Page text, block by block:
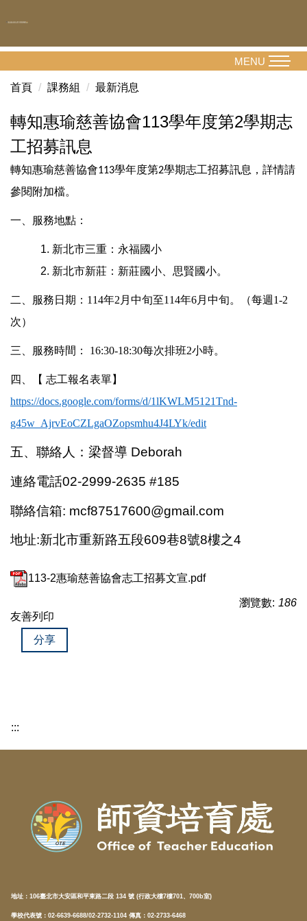
到
容
MENU
首頁 課務組 最新消息
轉知惠瑜慈善協會113學年度第2學期志
工招募訊息
轉知惠瑜慈善協會113學年度第2學期志工招募訊息 ，詳情請
參閱附加檔。
一、 服務地點：
新北市三重：永福國小
新北市新莊：新莊國小、思賢國小。
二、
服務日期：114年2月中旬至114年6月中旬。（每週1-2
次）
三、 服務時間： 16:30-18:30每次排班2小時。
四、【 志工報名表單】
https://docs.google.com/forms/d/1lKWLM5121Tnd-
g45w_AjrvEoCZLgaOZopsmhu4J4LYk/edit
五、聯絡人：梁督導 Deborah
連絡電話02-2999-2635 #185
聯絡信箱: mcf87517600@gmail.com
地址:新北市重新路五段609巷8號8樓之4
113-2惠瑜慈善協會志工招募文宣.pdf
瀏覽數: 186
友善列印
分享
:::
地址： 106臺北市大安區和平東路二段 134 號 (行政大樓7樓701、700b室)
學校代表號：02-6639-6688/02-2732-1104 傳真：02-2733-6468